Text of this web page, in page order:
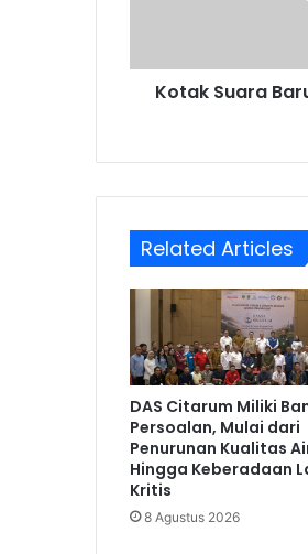
Kotak Suara
Related Articles
DAS Citarum Miliki
Persoalan, Mulai dari
Penurunan Kualitas
Hingga Keberadaan
Kritis
8 Agustus 2026